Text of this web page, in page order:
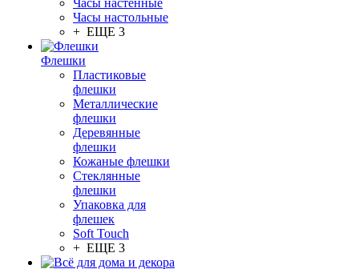
Часы настенные
Часы настольные
+ ЕЩЕ 3
Флешки
Пластиковые
флешки
Металлические
флешки
Деревянные
флешки
Кожаные флешки
Стеклянные
флешки
Упаковка для
флешек
Soft Touch
+ ЕЩЕ 3